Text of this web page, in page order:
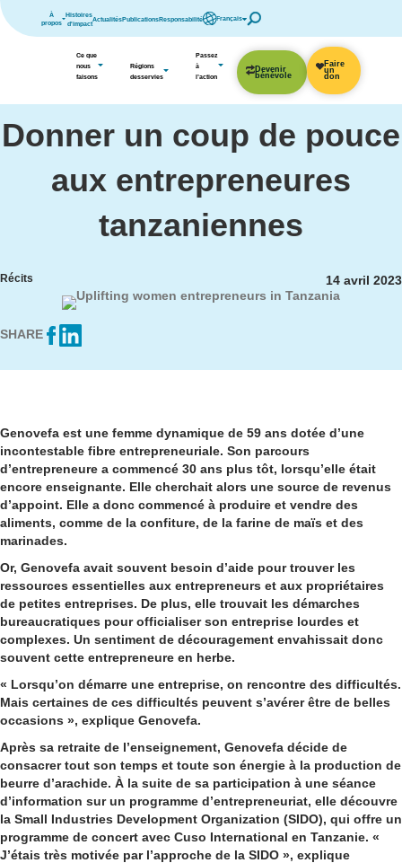
Quick Access
À
propos
Histoires
d'impact
ActualitésPublicationsResponsabilité Français
Site Navigation
Ce que
nous
faisons
Régions
desservies
Passez
à
l’action
Devenir
bénévole
Faire
un
don
Donner un coup de pouce
aux entrepreneures
tanzaniennes
Récits 14 avril 2023
SHARE
Genovefa est une femme dynamique de 59 ans dotée d’une
incontestable fibre entrepreneuriale. Son parcours
d’entrepreneure a commencé 30 ans plus tôt, lorsqu’elle était
encore enseignante. Elle cherchait alors une source de revenus
d’appoint. Elle a donc commencé à produire et vendre des
aliments, comme de la confiture, de la farine de maïs et des
marinades.
Or, Genovefa avait souvent besoin d’aide pour trouver les
ressources essentielles aux entrepreneurs et aux propriétaires
de petites entreprises. De plus, elle trouvait les démarches
bureaucratiques pour officialiser son entreprise lourdes et
complexes. Un sentiment de découragement envahissait donc
souvent cette entrepreneure en herbe.
« Lorsqu’on démarre une entreprise, on rencontre des difficultés.
Mais certaines de ces difficultés peuvent s’avérer être de belles
occasions », explique Genovefa.
Après sa retraite de l’enseignement, Genovefa décide de
consacrer tout son temps et toute son énergie à la production de
beurre d’arachide. À la suite de sa participation à une séance
d’information sur un programme d’entrepreneuriat, elle découvre
la Small Industries Development Organization (SIDO), qui offre un
programme de concert avec Cuso International en Tanzanie. «
J’étais très motivée par l’approche de la SIDO », explique